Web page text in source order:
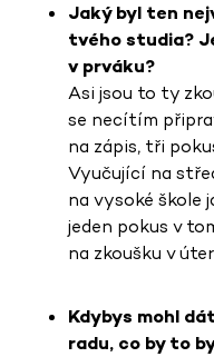
Jaký byl ten
tvého studia?
v prváku?
Asi jsou to ty
se necítím
na zápis, tři
Vyučující na
na vysoké škole
jeden pokus v
na zkoušku v
Kdybys mohl
radu, co by to